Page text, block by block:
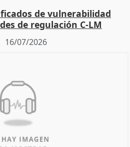
de vulnerabilidad
de regulación C-LM
16/07/2026